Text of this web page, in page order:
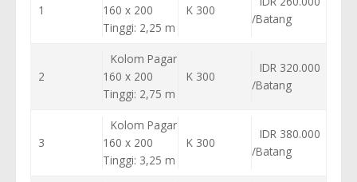
1
160 x 200
Tinggi: 2,25 m
K 300
/Batang
2
Kolom Pagar
160 x 200
Tinggi: 2,75 m
K 300
IDR 320.000
/Batang
3
Kolom Pagar
160 x 200
Tinggi: 3,25 m
K 300
IDR 380.000
/Batang